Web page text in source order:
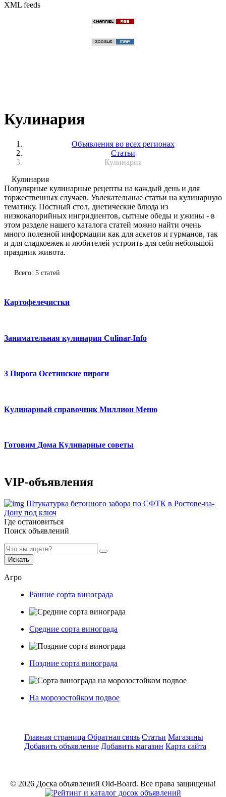
XML feeds
Кулинария
Объявления во всех регионах
Статьи
Кулинария
Кулинария
Популярные кулинарные рецепты на каждый день и для
торжественных случаев. Увлекательные статьи на кулинарную
тематику. Постный стол, диетические блюда из
низкокалорийных ингридиентов, сытные обеды и ужины - в
этом разделе нашего каталога статей можно найти очень
много полезной информации как для аскетов и гурманов, так
и для сладкоежек и любителей устроить для себя небольшой
праздник живота.
Всего: 5 статей
Картофелечистки
Занимательная кулинария Culinar-Info
3 Пирога Осетинские пироги
Кулинарный справочник Миллион Меню
Готовим Дома Кулинарные советы
VIP-объявления
Штукатурка бетонного забора по СФТК в Ростове-на-
Дону под ключ
Где остановиться
Поиск объявлений
Искать
Агро
Ранние сорта винограда
Средние сорта винограда
Поздние сорта винограда
На морозостойком подвое
Главная страница Обратная связь Статьи Магазины
Добавить объявление Добавить магазин Карта сайта
© 2026 Доска объявлений Old-Board. Все права защищены!